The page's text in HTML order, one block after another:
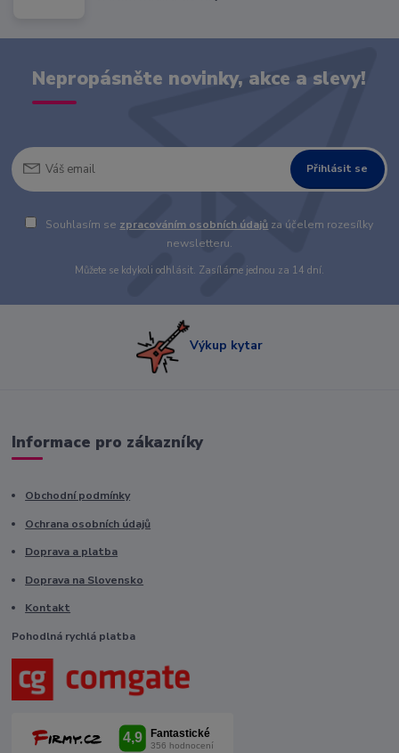
Nepropásněte novinky, akce a slevy!
Přihlásit se
Souhlasím se zpracováním osobních údajů za účelem rozesílky
newsletteru.
Můžete se kdykoli odhlásit. Zasíláme jednou za 14 dní.
Výkup kytar
Informace pro zákazníky
Obchodní podmínky
Ochrana osobních údajů
Doprava a platba
Doprava na Slovensko
Kontakt
Pohodlná rychlá platba